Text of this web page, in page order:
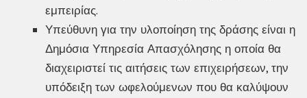
εμπειρίας.
Υπεύθυνη για την υλοποίηση της δράσης είναι η
Δημόσια Υπηρεσία Απασχόλησης η οποία θα
διαχειριστεί τις αιτήσεις των επιχειρήσεων, την
υπόδειξη των ωφελούμενων που θα καλύψουν